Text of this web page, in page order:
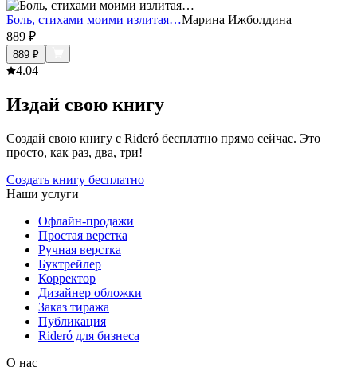
Боль, стихами моими излитая…Марина Ижболдина
889 ₽
889 ₽
4.04
Издай свою книгу
Создай свою книгу с Rideró бесплатно прямо сейчас. Это
просто, как раз, два, три!
Создать книгу бесплатно
Наши услуги
Офлайн-продажи
Простая верстка
Ручная верстка
Буктрейлер
Корректор
Дизайнер обложки
Заказ тиража
Публикация
Rideró для бизнеса
О нас